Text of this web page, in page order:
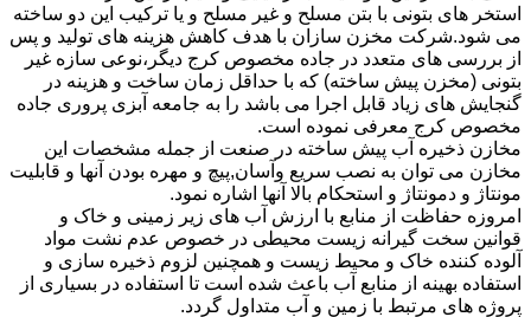
استخر های بتونی با بتن مسلح و غیر مسلح و یا ترکیب این دو ساخته
می شود.شرکت مخزن سازان با هدف کاهش هزینه های تولید و پس
از بررسی های متعدد در جاده مخصوص کرج دیگر،نوعی سازه غیر
بتونی (مخزن پیش ساخته) که با حداقل زمان ساخت و هزینه در
گنجایش های زیاد قابل اجرا می باشد را به جامعه آبزی پروری جاده
مخصوص کرج معرفی نموده است.
مخازن ذخیره آب پیش ساخته در صنعت از جمله مشخصات این
مخازن می توان به نصب سریع وآسان,پیچ و مهره بودن آنها و قابلیت
مونتاژ و دمونتاژ و استحکام بالا آنها اشاره نمود.
امروزه حفاظت از منابع با ارزش آب های زیر زمینی و خاک و
قوانین سخت گیرانه زیست محیطی در خصوص عدم نشت مواد
آلوده کننده خاک و محیط زیست و همچنین لزوم ذخیره سازی و
استفاده بهینه از منابع آب باعث شده است تا استفاده در بسیاری از
پروژه های مرتبط با زمین و آب متداول گردد.